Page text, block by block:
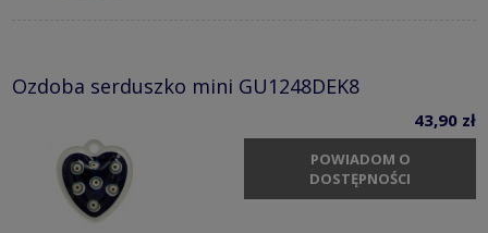
Ozdoba serduszko mini GU1248DEK8
43,90 zł
POWIADOM O
DOSTĘPNOŚCI